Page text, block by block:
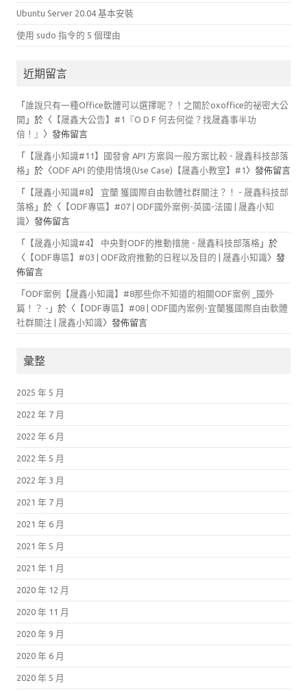
Ubuntu Server 20.04 基本安裝
使用 sudo 指令的 5 個理由
近期留言
「 誰說只有一種Office軟體可以選擇呢？！之關於oxoffice的祕密大公
開 」於〈 【晟鑫大公告】#1『O D F 何去何從？找晟鑫事半功
倍！』 〉發佈留言
「
【晟鑫小知識#11】國發會 API 方案與一般方案比較 - 晟鑫科技部落
格 」於〈ODF API 的使用情境(Use Case)【晟鑫小教室】#1 〉發佈留言
「
【晟鑫小知識#8】 宜蘭 獲國際自由軟體社群關注？！ - 晟鑫科技部
落格 」於〈 【ODF專區】#07 | ODF國外案例-英國-法國 | 晟鑫小知
識〉發佈留言
「 【晟鑫小知識#4】 中央對ODF的推動措施 - 晟鑫科技部落格 」於
〈 【ODF專區】#03 | ODF政府推動的日程以及目的 | 晟鑫小知識〉發
佈留言
「 ODF案例【晟鑫小知識】#8那些你不知道的相關ODF案例 _國外
篇！？ - 」於〈 【ODF專區】#08 | ODF國內案例-宜蘭獲國際自由軟體
社群關注 | 晟鑫小知識〉發佈留言
彙整
2025 年 5 月
2022 年 7 月
2022 年 6 月
2022 年 5 月
2022 年 3 月
2021 年 7 月
2021 年 6 月
2021 年 5 月
2021 年 1 月
2020 年 12 月
2020 年 11 月
2020 年 9 月
2020 年 6 月
2020 年 5 月